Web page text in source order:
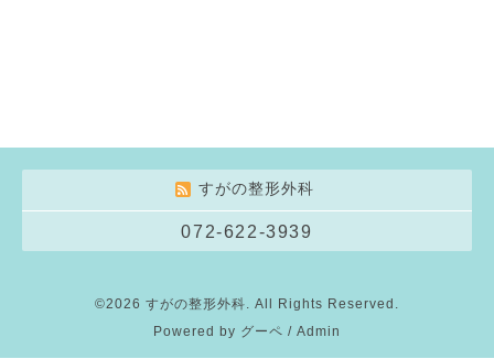
すがの整形外科
072-622-3939
©2026 すがの整形外科. All Rights Reserved.
Powered by グーペ / Admin